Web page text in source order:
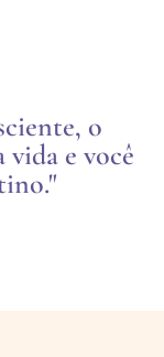
o
e você